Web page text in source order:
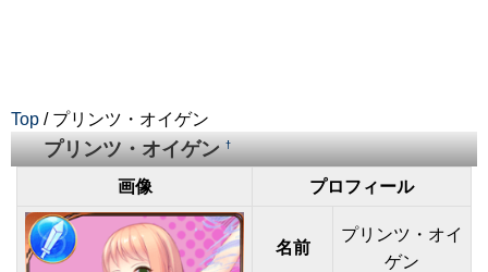
Top / プリンツ・オイゲン
プリンツ・オイゲン†
画像 プロフィール
名前
プリンツ・オイ
ゲン